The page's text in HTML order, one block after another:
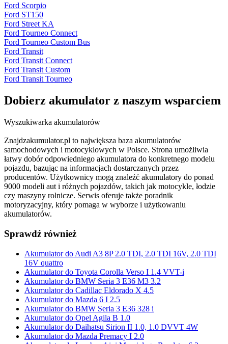
Ford Scorpio
Ford ST150
Ford Street KA
Ford Tourneo Connect
Ford Tourneo Custom Bus
Ford Transit
Ford Transit Connect
Ford Transit Custom
Ford Transit Tourneo
Dobierz akumulator z naszym wsparciem
Wyszukiwarka akumulatorów
Znajdzakumulator.pl to największa baza akumulatorów
samochodowych i motocyklowych w Polsce. Strona umożliwia
łatwy dobór odpowiedniego akumulatora do konkretnego modelu
pojazdu, bazując na informacjach dostarczanych przez
producentów. Użytkownicy mogą znaleźć akumulatory do ponad
9000 modeli aut i różnych pojazdów, takich jak motocykle, łodzie
czy maszyny rolnicze. Serwis oferuje także poradnik
motoryzacyjny, który pomaga w wyborze i użytkowaniu
akumulatorów.
Sprawdź również
Akumulator do Audi A3 8P 2.0 TDI, 2.0 TDI 16V, 2.0 TDI
16V quattro
Akumulator do Toyota Corolla Verso I 1.4 VVT-i
Akumulator do BMW Seria 3 E36 M3 3.2
Akumulator do Cadillac Eldorado X 4.5
Akumulator do Mazda 6 I 2.5
Akumulator do BMW Seria 3 E36 328 i
Akumulator do Opel Agila B 1.0
Akumulator do Daihatsu Sirion II 1.0, 1.0 DVVT 4W
Akumulator do Mazda Premacy I 2.0